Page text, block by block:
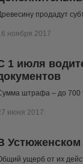
продадут
ноября 2017
1 июля
штрафа – до 700
июня 2017
Устюженском
ущерб от их